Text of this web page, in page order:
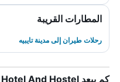
المطارات القريبة
رحلات طيران إلى مدينة تايبيه